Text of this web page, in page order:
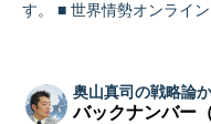
す。 ■ 世界情勢オンラ
奥山真司の戦略論
バックナンバー